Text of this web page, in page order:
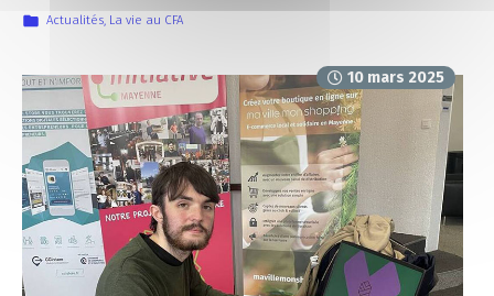
Actualités, La vie au CFA
10 mars 2025